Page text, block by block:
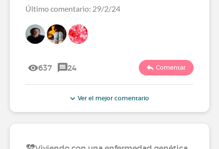
Último comentario: 29/2/24
637 24 Comentar
Ver el mejor comentario